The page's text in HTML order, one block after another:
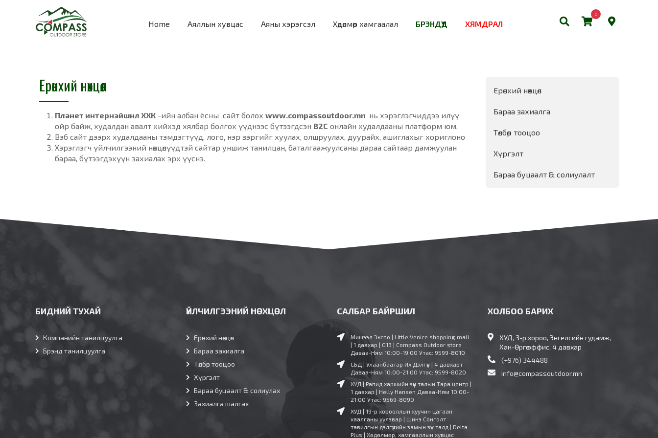
0
Home Аяллын хувцас Аяны хэрэгсэл Хөдөлмөр хамгаалал БРЭНДҮҮД ХЯМДРАЛ
Ерөнхий нөхцөл
Планет интернэйшнл ХХК -ийн албан ёсны сайт болох www.compassoutdoor.mn нь хэрэглэгчиддээ илүү
ойр байж, худалдан авалт хийхэд хялбар болгох үүднээс бүтээгдсэн B2C онлайн худалдааны платформ юм.
Вэб сайт дээрх худалдааны тэмдэгтүүд, лого, нэр зэргийг хуулах, олшруулах, дуурайх, ашиглахыг хориглоно
Хэрэглэгч үйлчилгээний нөхцөлүүдтэй сайтар уншиж танилцан, баталгаажуулсаны дараа сайтаар дамжуулан
бараа, бүтээгдэхүүн захиалах эрх үүснэ.
Ерөнхий нөхцөл
Бараа захиалга
Төлбөр тооцоо
Хүргэлт
Бараа буцаалт & солиулалт
БИДНИЙ ТУХАЙ
Компанийн танилцуулга
Брэнд танилцуулга
ҮЙЛЧИЛГЭЭНИЙ НӨХЦӨЛ
Ерөнхий нөхцөл
Бараа захиалга
Төлбөр тооцоо
Хүргэлт
Бараа буцаалт & солиулах
Захиалга шалгах
САЛБАР БАЙРШИЛ
Мишээл Экспо | Little Venice shopping mall
| 1 давхар | G13 | Compass Outdoor store
Даваа-Ням 10:00-19:00 Утас: 9599-8010
СБД | Улаанбаатар Их Дэлгүүр | 4 давхарт
Даваа-Ням 10:00-21:00 Утас: 9599-8020
ХУД | Рапид харшийн зүүн талын Тара центр |
1 давхар | Helly Hansen Даваа-Ням 10:00-
21:00 Утас: 9569-8090
ХУД | 19-р хорооллын хуучин цагаан
хаалганы уулзвар | Шинэ Сонголт
тавилгын дэлгүүрийн замын зүүн талд | Delta
Plus | Хөдөлмөр, хамгааллын хувцас
ХОЛБОО БАРИХ
ХУД, 3-р хороо, Энгелсийн гудамж,
Хан-Өргөө оффис, 4 давхар
(+976) 344488
info@compassoutdoor.mn